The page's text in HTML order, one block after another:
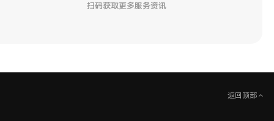
扫码获取更多服务资讯
返回顶部